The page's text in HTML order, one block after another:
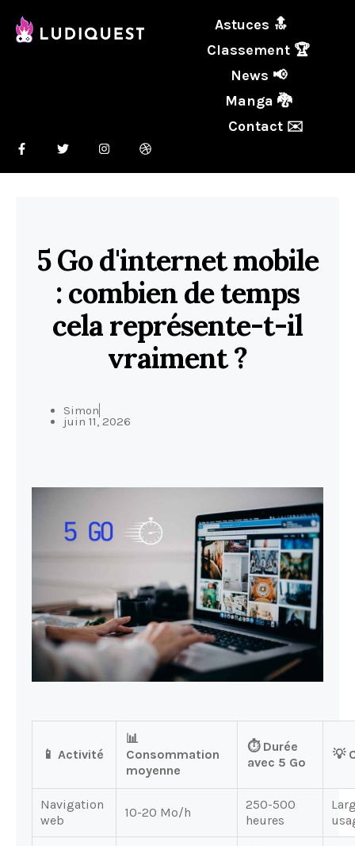
Astuces 🔝
Classement 🏆
News 📢
Manga 🐉
Contact ✉️
5 Go d'internet mobile
: combien de temps
cela représente-t-il
vraiment ?
Simon
juin 11, 2026
📱 Activité
📊
Consommation
moyenne
⏱️ Durée
avec 5 Go
💡
Navigation
web
10-20 Mo/h
250-500
heures